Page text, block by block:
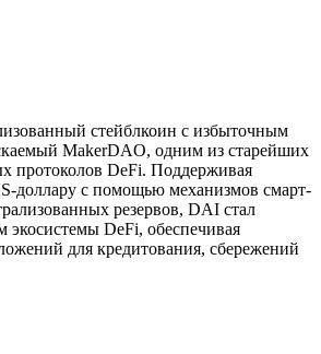
стейблкоин с избыточным
MakerDAO, одним из старейших
протоколов DeFi. Поддерживая
доллару с помощью механизмов смарт-
резервов, DAI стал
экосистемы DeFi, обеспечивая
для кредитования, сбережений